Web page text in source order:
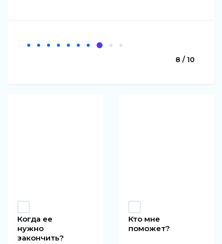
8 / 10
Когда ее
нужно
закончить?
Кто мне
поможет?